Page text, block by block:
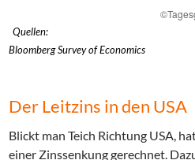
Quellen:
Bloomberg Survey of Economics
Der Leitzins in den USA
Blickt man Teich Richtung USA,
einer Zinssenkung gerechnet.